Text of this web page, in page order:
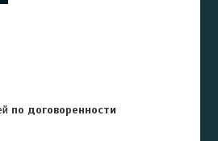
по договоренности